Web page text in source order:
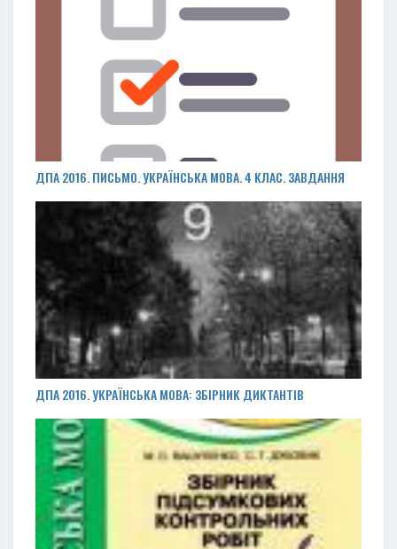
ДПА 2016. ПИСЬМО. УКРАЇНСЬКА МОВА. 4 КЛАС. ЗАВДАННЯ
ДПА 2016. УКРАЇНСЬКА МОВА: ЗБІРНИК ДИКТАНТІВ